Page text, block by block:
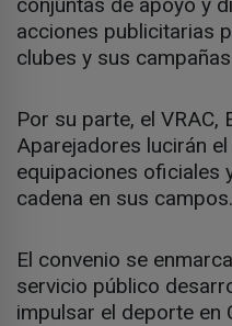
acciones publicitarias
clubes y sus
Por su parte, el VRAC,
Aparejadores lucirán
equipaciones oficiales
cadena en sus campos.
El convenio se
servicio público
impulsar el deporte en